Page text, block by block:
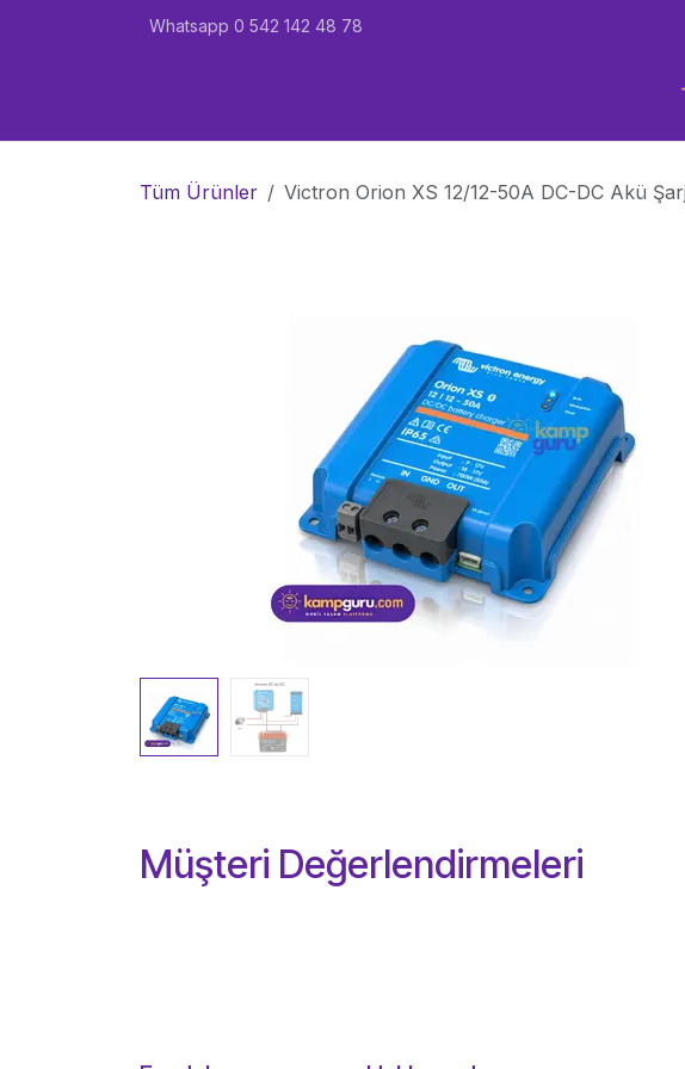
Whatsapp 0 542 142 48 78
Tüm Ürünler Victron Orion XS 12/12-50A DC-DC Akü
Müşteri Değerlendirmeleri